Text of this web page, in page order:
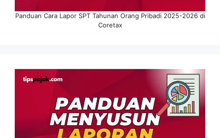
Panduan Cara Lapor SPT Tahunan Orang Pribadi 2025-2026 di
Coretax